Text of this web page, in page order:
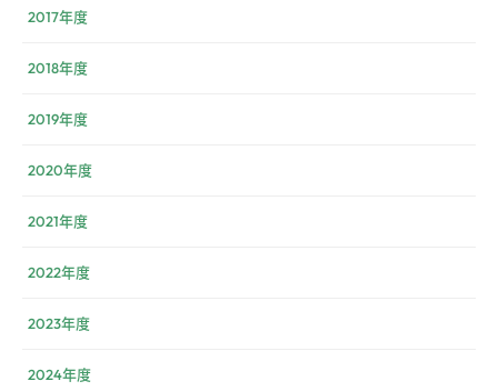
2017年度
2018年度
2019年度
2020年度
2021年度
2022年度
2023年度
2024年度